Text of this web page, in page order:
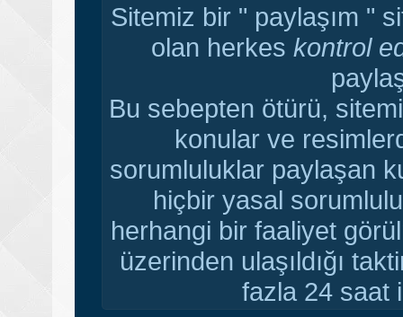
Sitemiz bir " paylaşım "
olan herkes kontrol
Bu sebepten ötürü,
konular ve
sorumluluklar paylaşan
hiçbir yasal
herhangi bir faaliyet
üzerinden ulaşıldığı
fazla 24 saat